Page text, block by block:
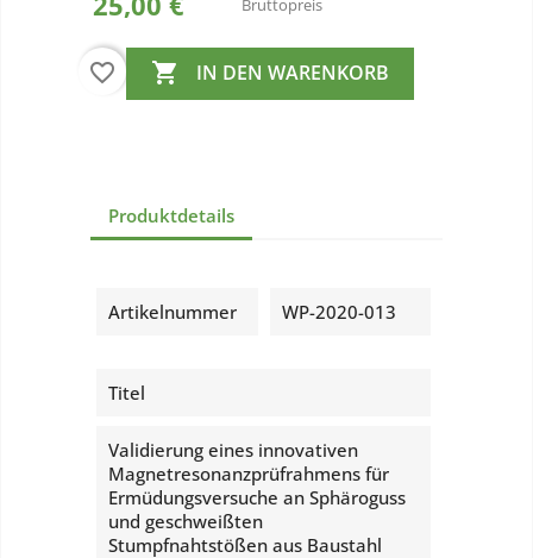
Bruttopreis
favorite_border  IN DEN WARENKORB
Produktdetails
Artikelnummer WP-2020-013
Titel
Validierung eines innovativen
Magnetresonanzprüfrahmens für
Ermüdungsversuche an Sphäroguss
und geschweißten
Stumpfnahtstößen aus Baustahl